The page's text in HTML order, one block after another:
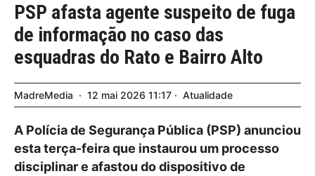
PSP afasta agente suspeito de fuga
de informação no caso das
esquadras do Rato e Bairro Alto
MadreMedia 12 mai 2026 11:17 Atualidade
A Polícia de Segurança Pública (PSP) anunciou
esta terça-feira que instaurou um processo
disciplinar e afastou do dispositivo de